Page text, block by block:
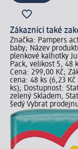
Zákazníci také
Značka: Pampers
baby; Název
plenkové kalhotky
Pack, velikost 5, 48
Cena: 299,00 Kč;
cena: 48 ks (6,23 Kč
ks); Dostupnost:
zelený Skladem,
šedý Vybrat